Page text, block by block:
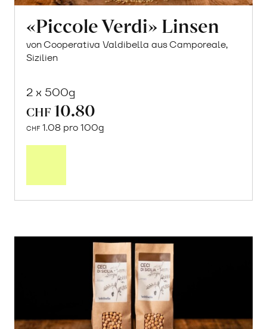
«Piccole Verdi» Linsen
von Cooperativa Valdibella aus Camporeale,
Sizilien
2 x 500g
CHF 10.80
CHF 1.08 pro 100g